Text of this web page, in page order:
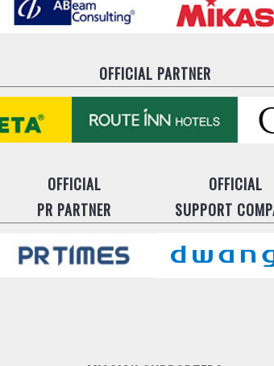
OFFICIAL PARTNER
OFFICIAL
PR PARTNER
OFFICIAL
SUPPORT